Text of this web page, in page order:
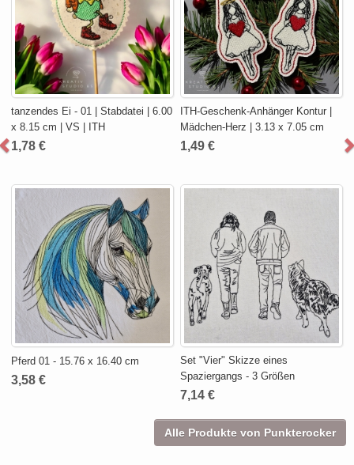
tanzendes Ei - 01 | Stabdatei | 6.00
x 8.15 cm | VS | ITH
1,78 €
ITH-Geschenk-Anhänger Kontur |
Mädchen-Herz | 3.13 x 7.05 cm
1,49 €
Pferd 01 - 15.76 x 16.40 cm
3,58 €
Set "Vier" Skizze eines
Spaziergangs - 3 Größen
7,14 €
Alle Produkte von Punkterocker